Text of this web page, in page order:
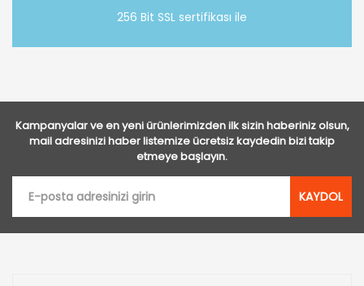
256 Bit SSL sertifikası ile
Kampanyalar ve en yeni ürünlerimizden ilk sizin haberiniz olsun,
mail adresinizi haber listemize ücretsiz kaydedin bizi takip
etmeye başlayın.
KAYDOL